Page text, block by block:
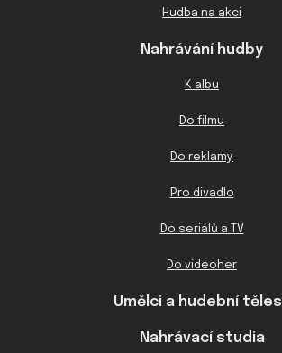
Hudba na akci
Nahrávání hudby
K albu
Do filmu
Do reklamy
Pro divadlo
Do seriálů a TV
Do videoher
Umělci a hudební
Nahrávací studia